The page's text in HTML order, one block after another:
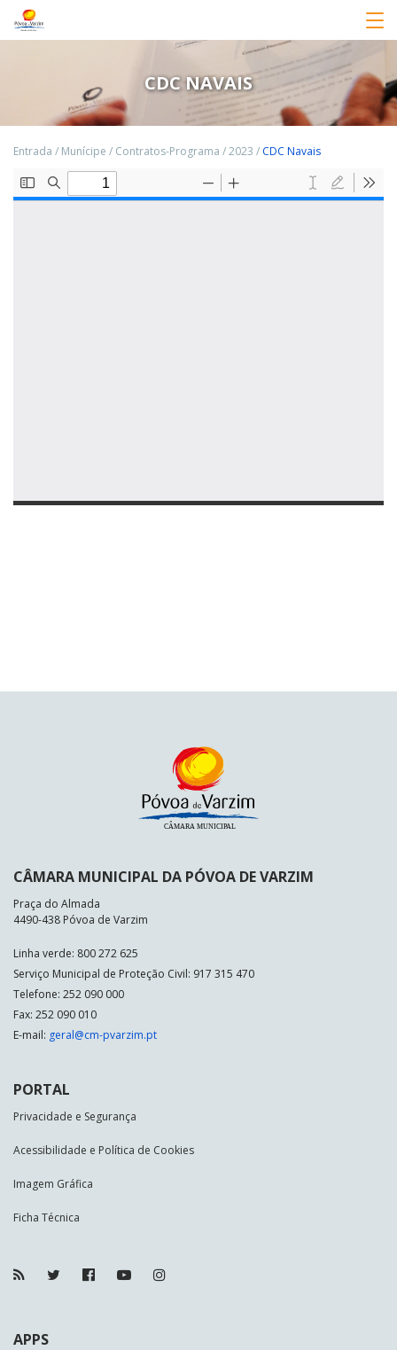
CDC NAVAIS
Entrada / Munícipe / Contratos-Programa /2023 / CDC Navais
CÂMARA MUNICIPAL DA PÓVOA DE VARZIM
Praça do Almada
4490-438 Póvoa de Varzim
Linha verde: 800 272 625
Serviço Municipal de Proteção Civil: 917 315 470
Telefone: 252 090 000
Fax: 252 090 010
E-mail: geral@cm-pvarzim.pt
PORTAL
Privacidade e Segurança
Acessibilidade e Política de Cookies
Imagem Gráfica
Ficha Técnica
APPS